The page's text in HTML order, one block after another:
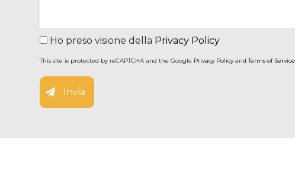
Ho preso visione della Privacy Policy
This site is protected by reCAPTCHA and the Google Privacy PolicyandTerms of Service
Invia